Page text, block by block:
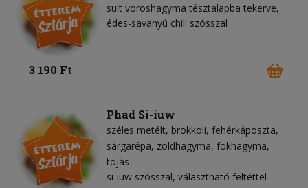
sült vöröshagyma tésztalapba tekerve,
édes-savanyú chili szósszal
3 190 Ft
Phad Si-iuw
széles metélt brokkoli fehérkáposzta
sárgarépa zöldhagyma fokhagyma
tojás
si-iuw szósszal, választható feltéttel